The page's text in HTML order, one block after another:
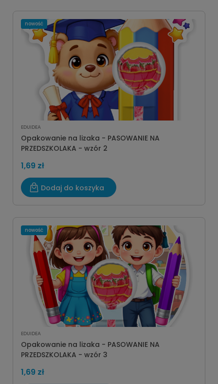
EDUIDEA
Opakowanie na lizaka - PASOWANIE NA
PRZEDSZKOLAKA - wzór 2
1,69 zł
Dodaj do koszyka
nowość
EDUIDEA
Opakowanie na lizaka - PASOWANIE NA
PRZEDSZKOLAKA - wzór 3
1,69 zł
nowość